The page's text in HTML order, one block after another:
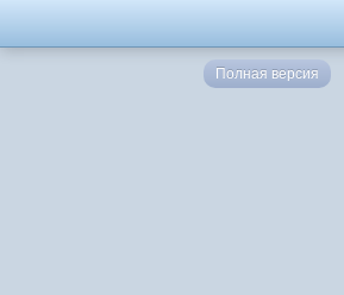
Полная версия